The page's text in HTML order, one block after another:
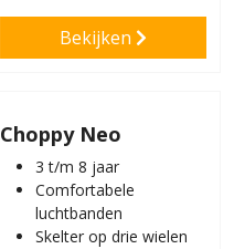
Bekijken
Choppy Neo
3 t/m 8 jaar
Comfortabele
luchtbanden
Skelter op drie wielen